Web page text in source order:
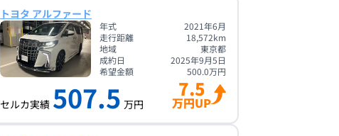
トヨタ アルファード
年式
2021年6月
走行距離
18,572km
地域
東京都
成約日
2025年9月5日
希望金額
500.0万円
セルカ実績 507.5 万円
7.5
万円UP